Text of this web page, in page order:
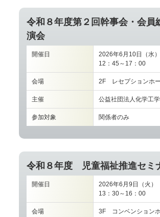
令和８年度第２回幹事会・会
演会
開催日
2026年6月10日（水）
12：45～17：00
会場 2F レセプションホ
主催 公益社団法人化学工
参加対象 関係者のみ
令和８年度 児童福祉推進セミ
開催日
2026年6月9日（火）
13：30～16：00
会場 3F コンベンション